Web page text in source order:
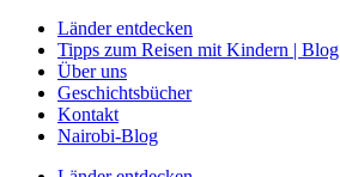
Länder entdecken
Tipps zum Reisen mit Kindern | Blog
Über uns
Geschichtsbücher
Kontakt
Nairobi-Blog